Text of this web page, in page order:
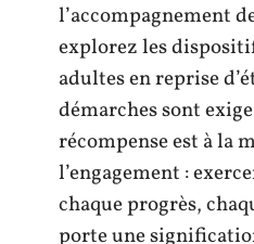
l’accompagnement
explorez les
adultes en reprise
démarches sont
récompense est à la
l’engagement :
chaque progrès,
porte une